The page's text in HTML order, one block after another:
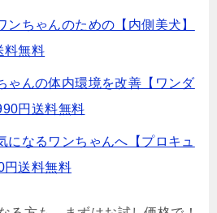
ンちゃんのための【内側美犬】
料無料
ゃんの体内環境を改善【ワンダ
円送料無料
になるワンちゃんへ【プロキュ
円送料無料